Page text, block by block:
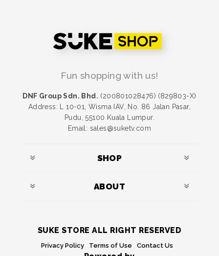
Fun shopping with us!
DNF Group Sdn. Bhd. (200801028476) (829803-X)
Address: L 10-01, Wisma IAV, No. 86 Jalan Pasar,
Pudu, 55100 Kuala Lumpur.
Email: sales@suketv.com
SHOP
ABOUT
SUKE STORE ALL RIGHT RESERVED
Privacy Policy Terms of Use Contact Us